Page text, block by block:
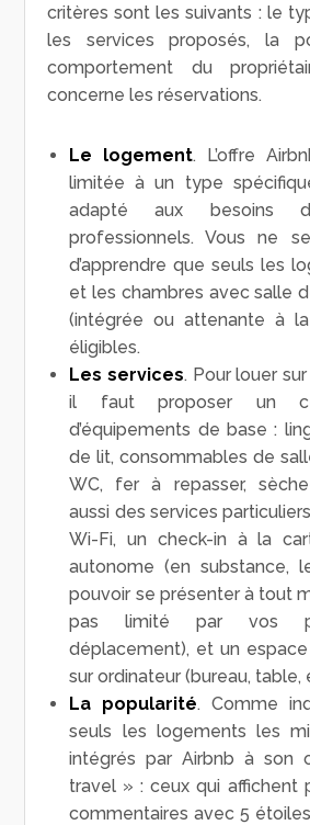
critères sont les suivants : le
les services proposés, la
comportement du
concerne les réservations.
Le logement. L’offre
limitée à un type
adapté aux besoins
professionnels. Vous ne
d’apprendre que seuls les
et les chambres avec salle
(intégrée ou attenante à
éligibles.
Les services. Pour louer
il faut proposer un
d’équipements de base :
de lit, consommables de
WC, fer à repasser,
aussi des services
Wi-Fi, un check-in à la
autonome (en substance,
pouvoir se présenter à tout
pas limité par vos
déplacement), et un
sur ordinateur (bureau, table,
La popularité. Comme
seuls les logements les
intégrés par Airbnb à son
travel » : ceux qui affichent
commentaires avec 5